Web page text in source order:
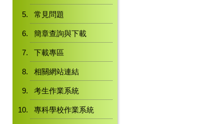
常見問題
簡章查詢與下載
下載專區
相關網站連結
考生作業系統
專科學校作業系統